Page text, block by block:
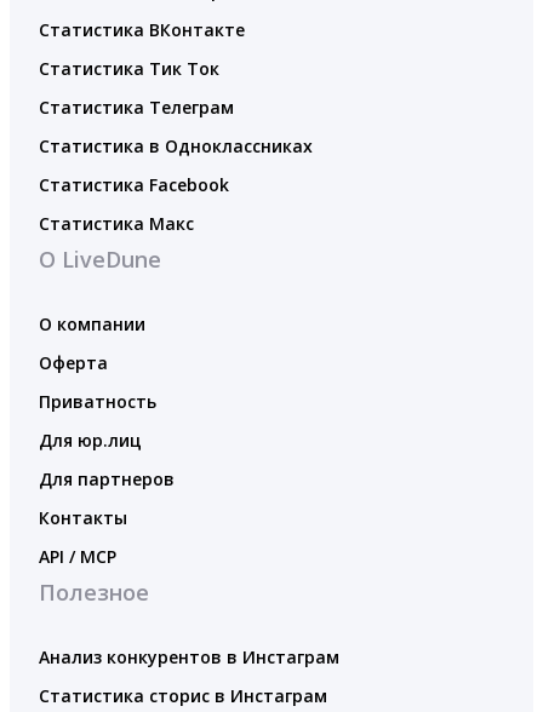
Статистика ВКонтакте
Статистика Тик Ток
Статистика Телеграм
Статистика в Одноклассниках
Статистика Facebook
Статистика Макс
О LiveDune
О компании
Оферта
Приватность
Для юр.лиц
Для партнеров
Контакты
API / MCP
Полезное
Анализ конкурентов в Инстаграм
Статистика сторис в Инстаграм